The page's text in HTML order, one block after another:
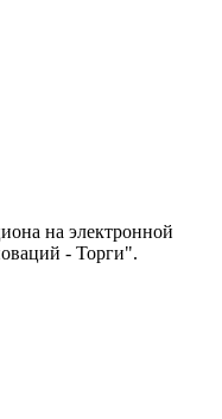
на электронной
- Торги".